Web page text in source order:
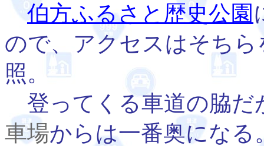
伯方ふるさと歴史公園
ので、アクセスはそちら
照。
登ってくる車道の脇だ
車場からは一番奥になる